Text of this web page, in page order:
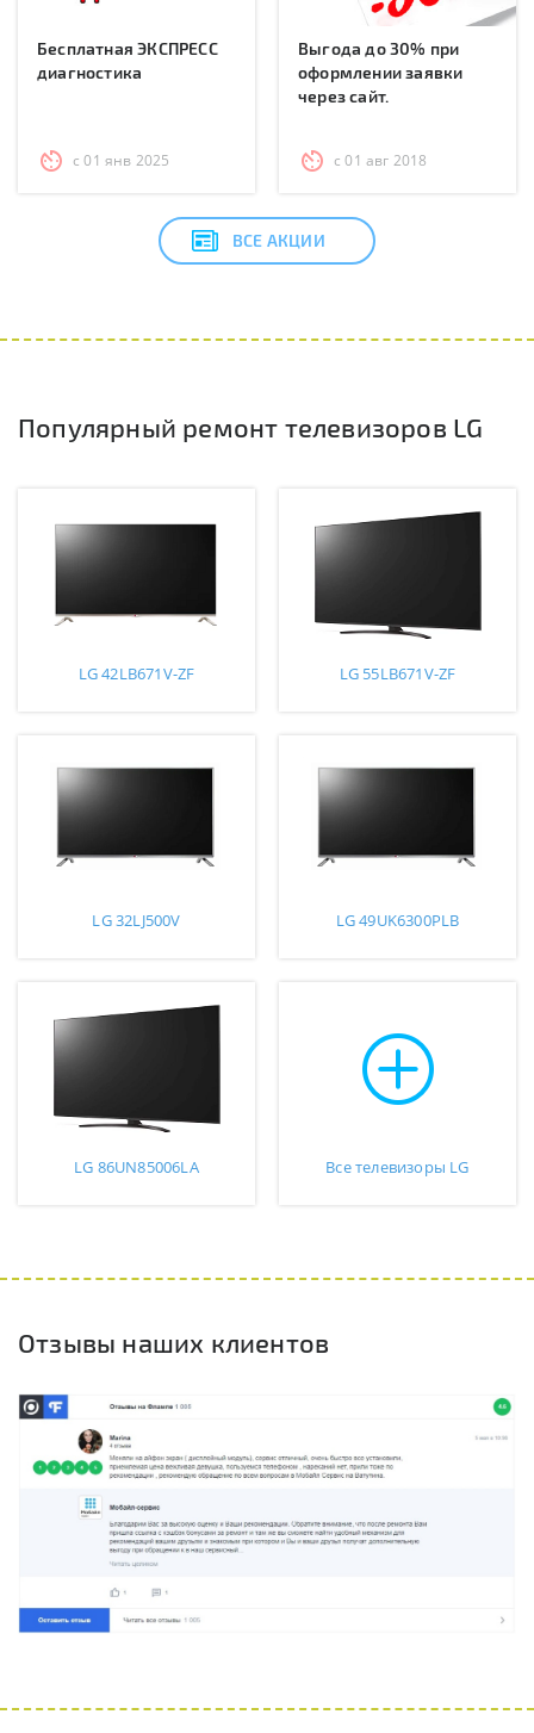
Бесплатная ЭКСПРЕСС
диагностика
с 01 янв 2025
Выгода до 30% при
оформлении заявки
через сайт.
с 01 авг 2018
ВСЕ АКЦИИ
Популярный ремонт телевизоров LG
LG 42LB671V-ZF LG 55LB671V-ZF
LG 32LJ500V LG 49UK6300PLB
LG 86UN85006LA Все телевизоры LG
Отзывы наших клиентов